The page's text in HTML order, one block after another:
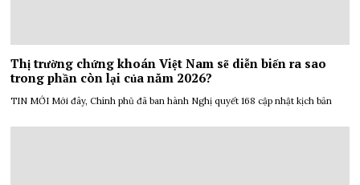
Thị trường chứng khoán Việt Nam sẽ diễn biến ra sao
trong phần còn lại của năm 2026?
TIN MỚI Mới đây, Chính phủ đã ban hành Nghị quyết 168 cập nhật kịch bản